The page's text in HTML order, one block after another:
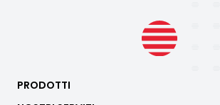
PRODOTTI